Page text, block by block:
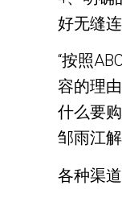
好无缝连
“按照
容的理
什么要
邹雨江解
各种渠